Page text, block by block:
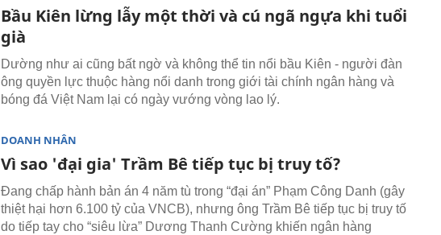
Bầu Kiên lừng lẫy một thời và cú ngã ngựa khi tuổi
già
Dường như ai cũng bất ngờ và không thể tin nổi bầu Kiên - người đàn
ông quyền lực thuộc hàng nổi danh trong giới tài chính ngân hàng và
bóng đá Việt Nam lại có ngày vướng vòng lao lý.
DOANH NHÂN
Vì sao 'đại gia' Trầm Bê tiếp tục bị truy tố?
Đang chấp hành bản án 4 năm tù trong “đại án” Phạm Công Danh (gây
thiệt hại hơn 6.100 tỷ của VNCB), nhưng ông Trầm Bê tiếp tục bị truy tố
do tiếp tay cho “siêu lừa” Dương Thanh Cường khiến ngân hàng